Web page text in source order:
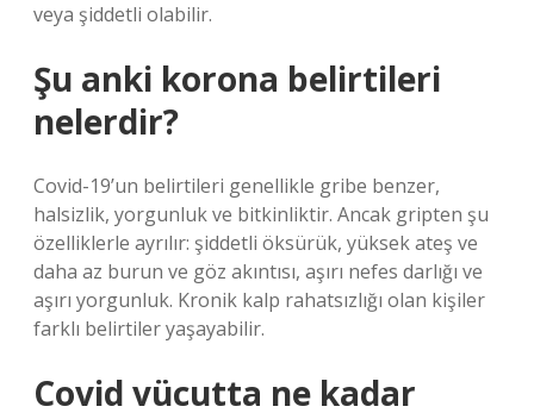
veya şiddetli olabilir.
Şu anki korona belirtileri
nelerdir?
Covid-19’un belirtileri genellikle gribe benzer,
halsizlik, yorgunluk ve bitkinliktir. Ancak gripten şu
özelliklerle ayrılır: şiddetli öksürük, yüksek ateş ve
daha az burun ve göz akıntısı, aşırı nefes darlığı ve
aşırı yorgunluk. Kronik kalp rahatsızlığı olan kişiler
farklı belirtiler yaşayabilir.
Covid vücutta ne kadar